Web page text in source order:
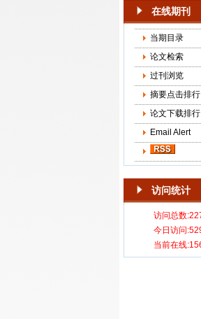
在线期刊
当期目录
论文检索
过刊浏览
摘要点击排行
论文下载排行
Email Alert
访问统计